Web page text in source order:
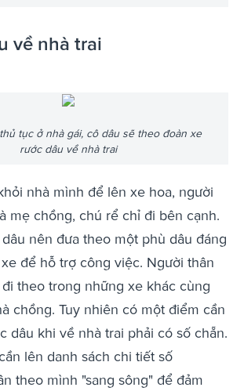
về nhà trai
tục ở nhà gái, cô dâu sẽ theo đoàn xe
rước dâu về nhà trai
nhà mình để lên xe hoa, người
mẹ chồng, chú rể chỉ đi bên cạnh.
nên đưa theo một phù dâu đáng
để hỗ trợ công việc. Người thân
theo trong những xe khác cùng
chồng. Tuy nhiên có một điểm cần
dâu khi về nhà trai phải có số chẵn.
lên danh sách chi tiết số
theo mình "sang sông" để đảm